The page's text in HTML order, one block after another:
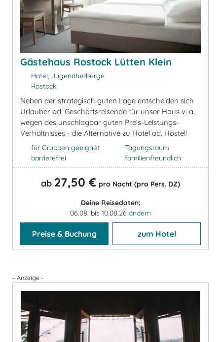
Gästehaus Rostock Lütten Klein
Hotel, Jugendherberge
Rostock
Neben der strategisch guten Lage entscheiden sich
Urlauber od. Geschäftsreisende für unser Haus v. a.
wegen des unschlagbar guten Preis-Leistungs-
Verhältnisses - die Alternative zu Hotel od. Hostel!
für Gruppen geeignet
barrierefrei
Tagungsraum
familienfreundlich
ab 27,50 € pro Nacht (pro Pers. DZ)
Deine Reisedaten:
06.08. bis 10.08.26 ändern
Preise & Buchung zum Hotel
- Anzeige -